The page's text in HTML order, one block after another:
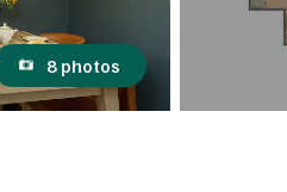
8 photos